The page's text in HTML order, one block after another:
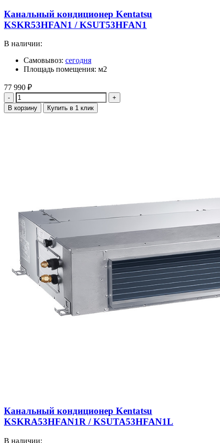
Канальный кондиционер Kentatsu
KSKR53HFAN1 / KSUT53HFAN1
В наличии:
Самовывоз: сегодня
Площадь помещения: м2
77 990 ₽
Количество
В корзину Купить в 1 клик
Канальный кондиционер Kentatsu
KSKRA53HFAN1R / KSUTA53HFAN1L
В наличии: